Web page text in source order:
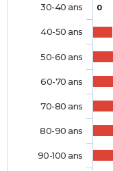
0
30-40 ans
40-50 ans
50-60 ans
60-70 ans
70-80 ans
80-90 ans
90-100 ans